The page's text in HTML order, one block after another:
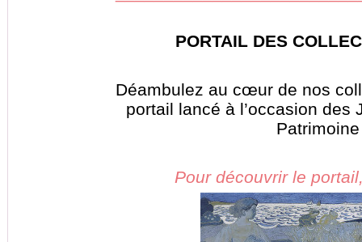
PORTAIL DES
Déambulez au cœur de nos
portail lancé à l’occasion des
Pour découvrir le